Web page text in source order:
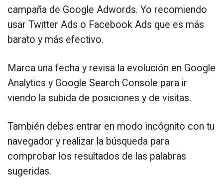
campaña de Google Adwords. Yo recomiendo
usar Twitter Ads o Facebook Ads que es más
barato y más efectivo.
Marca una fecha y revisa la evolución en Google
Analytics y Google Search Console para ir
viendo la subida de posiciones y de visitas.
También debes entrar en modo incógnito con tu
navegador y realizar la búsqueda para
comprobar los resultados de las palabras
sugeridas.